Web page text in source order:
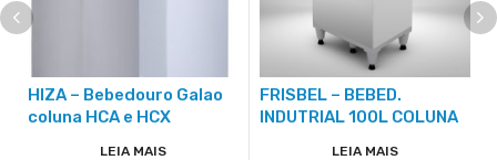
HIZA – Bebedouro Galao
coluna HCA e HCX
LEIA MAIS
FRISBEL – BEBED.
INDUTRIAL 100L COLUNA
LEIA MAIS